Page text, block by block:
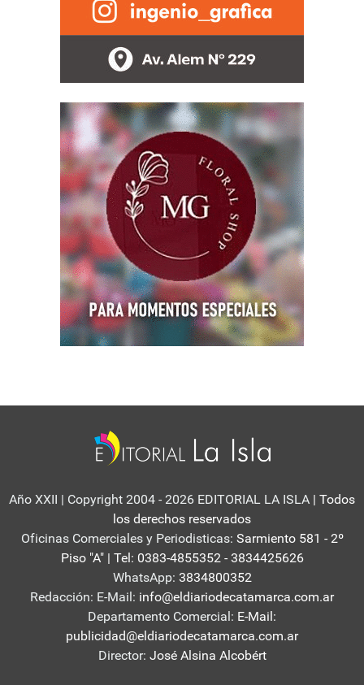
Año XXII | Copyright 2004 - 2026 EDITORIAL LA ISLA | Todos
los derechos reservados
Oficinas Comerciales y Periodisticas: Sarmiento 581 - 2º
Piso "A" | Tel: 0383-4855352 - 3834425626
WhatsApp: 3834800352
Redacción: E-Mail: info@eldiariodecatamarca.com.ar
Departamento Comercial: E-Mail:
publicidad@eldiariodecatamarca.com.ar
Director: José Alsina Alcobért